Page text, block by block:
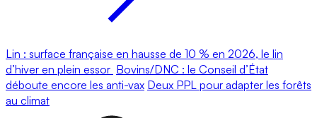
Lin : surface française en hausse de 10 % en 2026, le lin
d’hiver en plein essor Bovins/DNC : le Conseil d’État
déboute encore les anti-vax Deux PPL pour adapter les forêts
au climat